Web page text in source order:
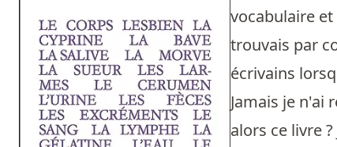
vocabulaire
trouvais par
écrivains
Jamais je n'ai
alors ce livre
Livres
Livres les plus recommandés
Prix littéraires